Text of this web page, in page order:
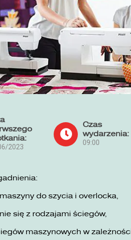
2023
Czas
wydarzenia:
09:00
do szycia i overlocka,
się z rodzajami ściegów,
maszynowych w